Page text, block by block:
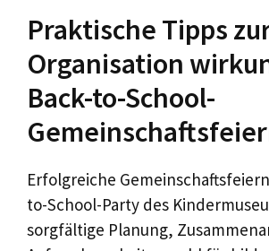
Praktische Tipps
Organisation
Back-to-School-
Erfolgreiche
to-School-Party des
sorgfältige Planung,